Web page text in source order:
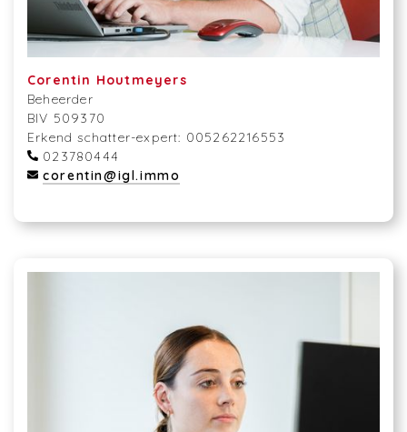
Corentin Houtmeyers
Beheerder
BIV 509370
Erkend schatter-expert: 005262216553
023780444
corentin@igl.immo